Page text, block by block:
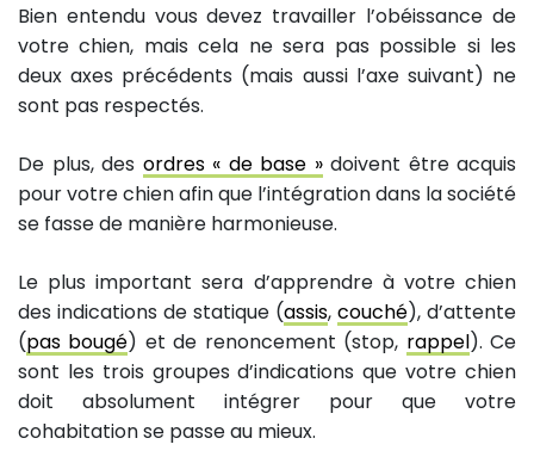
Bien entendu vous devez travailler l’obéissance de
votre chien, mais cela ne sera pas possible si les
deux axes précédents (mais aussi l’axe suivant) ne
sont pas respectés.
De plus, des ordres « de base »doivent être acquis
pour votre chien afin que l’intégration dans la société
se fasse de manière harmonieuse.
Le plus important sera d’apprendre à votre chien
des indications de statique (assis, couché), d’attente
(pas bougé) et de renoncement (stop, rappel). Ce
sont les trois groupes d’indications que votre chien
doit absolument intégrer pour que votre
cohabitation se passe au mieux.